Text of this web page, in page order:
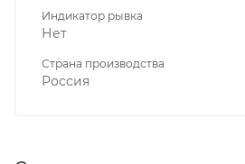
Индикатор рывка
Нет
Страна производства
Россия